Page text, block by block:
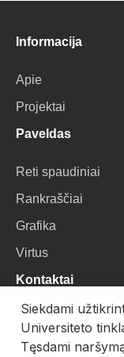
Informacija
Apie
Projektai
Paveldas
Reti spaudiniai
Rankraščiai
Grafika
Virtus
Kontaktai
VU Biblioteka
Universiteto g. 3,
Siekdami
Universiteto
Tęsdami